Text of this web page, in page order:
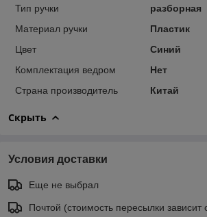
Тип ручки
разборная
Материал ручки
Пластик
Цвет
Синий
Комплектация ведром
Нет
Страна производитель
Китай
Скрыть
Условия доставки
Еще не выбрал
Почтой (стоимость пересылки зависит